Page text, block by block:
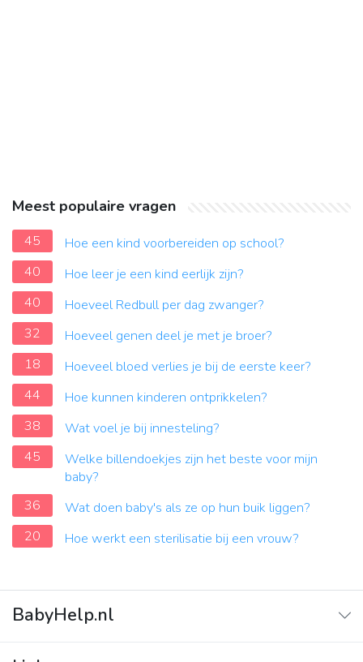
Meest populaire vragen
45
Hoe een kind voorbereiden op school?
40
Hoe leer je een kind eerlijk zijn?
40
Hoeveel Redbull per dag zwanger?
32
Hoeveel genen deel je met je broer?
18
Hoeveel bloed verlies je bij de eerste keer?
44
Hoe kunnen kinderen ontprikkelen?
38
Wat voel je bij innesteling?
45
Welke billendoekjes zijn het beste voor mijn
baby?
36
Wat doen baby's als ze op hun buik liggen?
20
Hoe werkt een sterilisatie bij een vrouw?
BabyHelp.nl